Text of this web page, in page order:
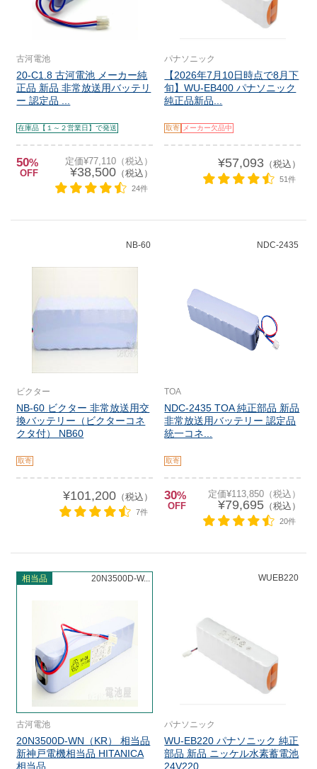
古河電池
20-C1.8 古河電池 メーカー純
正品 新品 非常放送用バッテリ
ー 認定品 ...
在庫品【１～２営業日】で発送
50%
OFF
定価¥77,110（税込）
¥38,500（税込）
24件
パナソニック
【2026年7月10日時点で8月下
旬】WU-EB400 パナソニック
純正品新品...
取寄 メーカー欠品中
¥57,093（税込）
51件
NB-60
ビクター
NB-60 ビクター 非常放送用交
換バッテリー（ビクターコネ
クタ付） NB60
取寄
¥101,200（税込）
7件
NDC-2435
TOA
NDC-2435 TOA 純正部品 新品
非常放送用バッテリー 認定品
統一コネ...
取寄
30%
OFF
定価¥113,850（税込）
¥79,695（税込）
20件
相当品 20N3500D-W...
古河電池
20N3500D-WN（KR） 相当品
新神戸電機相当品 HITANICA
相当品...
WUEB220
パナソニック
WU-EB220 パナソニック 純正
部品 新品 ニッケル水素蓄電池
24V220...